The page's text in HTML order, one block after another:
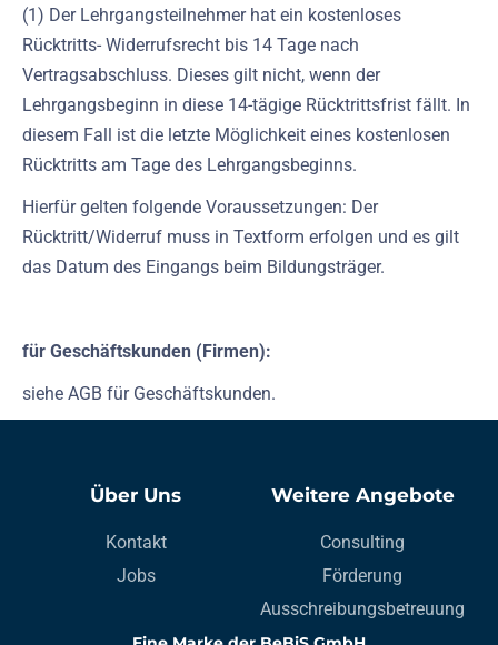
(1) Der Lehrgangsteilnehmer hat ein kostenloses
Rücktritts- Widerrufsrecht bis 14 Tage nach
Vertragsabschluss. Dieses gilt nicht, wenn der
Lehrgangsbeginn in diese 14-tägige Rücktrittsfrist fällt. In
diesem Fall ist die letzte Möglichkeit eines kostenlosen
Rücktritts am Tage des Lehrgangsbeginns.
Hierfür gelten folgende Voraussetzungen: Der
Rücktritt/Widerruf muss in Textform erfolgen und es gilt
das Datum des Eingangs beim Bildungsträger.
für Geschäftskunden (Firmen):
siehe AGB für Geschäftskunden.
Über Uns
Kontakt
Jobs
Weitere Angebote
Consulting
Förderung
Ausschreibungsbetreuung